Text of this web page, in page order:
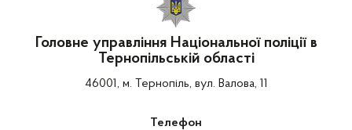
Головне управління Національної поліції в
Тернопільській області
46001, м. Тернопіль, вул. Валова, 11
Телефон